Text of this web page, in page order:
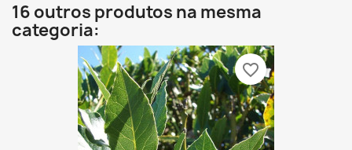
16 outros produtos na mesma
categoria:
favorite_border